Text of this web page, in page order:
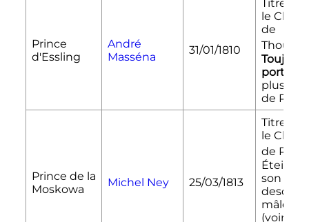
Prince
d'Essling
André
Masséna
31/01/1810
Titre
le
de
Thouars
Toujours
porté
plus
de
Prince de la
Moskowa
Michel Ney 25/03/1813
Titre
le
de Rivoli
Éteint
son
mâle en
(voir